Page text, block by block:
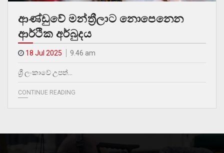
ආණ්ඩුවේ මන්ත්‍රීලාට නොපෙනෙන
ආර්ථික අර්බුදය
18 Jul 2025 9.46 am
ශ්‍රී ලංකාවේ උපත්…
CONTINUE READING